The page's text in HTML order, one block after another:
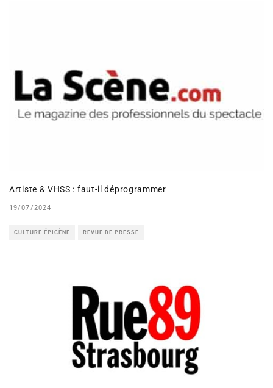
Artiste & VHSS : faut-il déprogrammer
19/07/2024
CULTURE ÉPICÈNE REVUE DE PRESSE